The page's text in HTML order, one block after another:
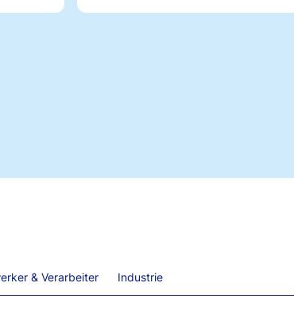
& Verarbeiter Industrie